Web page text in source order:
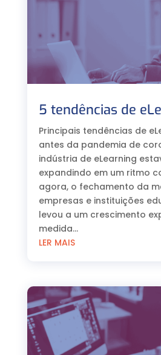
5 tendências de
Principais tendências de
antes da pandemia de
indústria de eLearning
expandindo em um ritmo
agora, o fechamento da
empresas e instituições
levou a um crescimento
medida...
LER MAIS